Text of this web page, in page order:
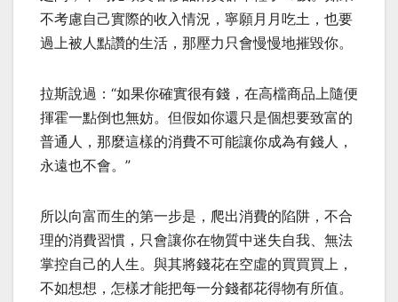
不考慮自己實際的收入情況，寧願月月吃土，也要
過上被人點讚的生活，那壓力只會慢慢地摧毀你。
拉斯說過：“如果你確實很有錢，在高檔商品上隨便
揮霍一點倒也無妨。但假如你還只是個想要致富的
普通人，那麼這樣的消費不可能讓你成為有錢人，
永遠也不會。”
所以向富而生的第一步是，爬出消費的陷阱，不合
理的消費習慣，只會讓你在物質中迷失自我、無法
掌控自己的人生。與其將錢花在空虛的買買買上，
不如想想，怎樣才能把每一分錢都花得物有所值。